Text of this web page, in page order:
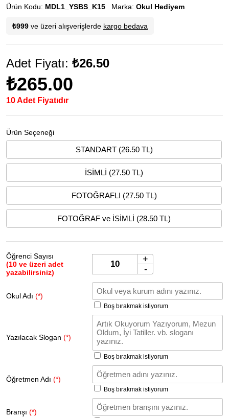
Ürün Kodu: MDL1_YSBS_K15 Marka: Okul Hediyem
₺999 ve üzeri alışverişlerde kargo bedava
Adet Fiyatı: ₺26.50
₺265.00
10 Adet Fiyatıdır
Ürün Seçeneği
STANDART (26.50 TL)
İSİMLİ (27.50 TL)
FOTOĞRAFLI (27.50 TL)
FOTOĞRAF ve İSİMLİ (28.50 TL)
Öğrenci Sayısı
(10 ve üzeri adet
yazabilirsiniz)
+
-
Okul Adı (*)
Boş bırakmak istiyorum
Yazılacak Slogan (*)
Boş bırakmak istiyorum
Öğretmen Adı (*)
Boş bırakmak istiyorum
Branşı (*)